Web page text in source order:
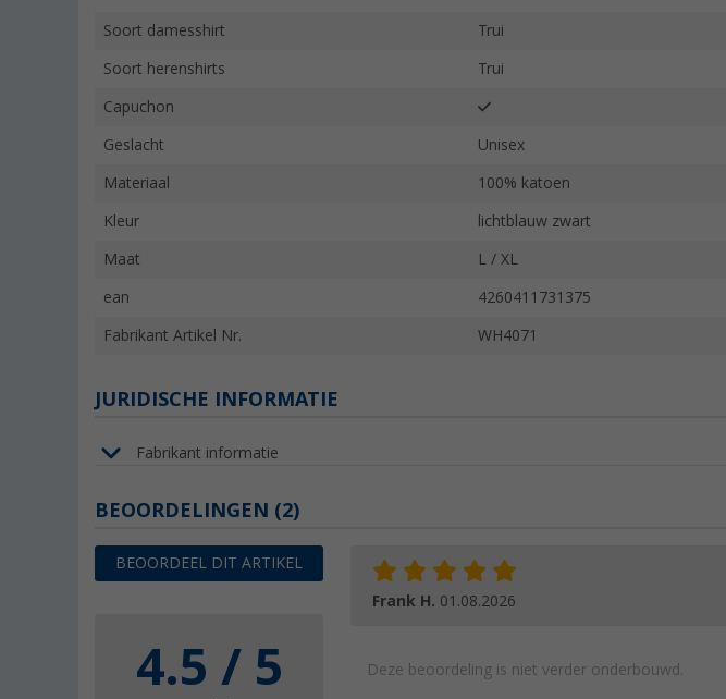
Soort damesshirt Trui
Soort herenshirts Trui
Capuchon
Geslacht Unisex
Materiaal 100% katoen
Kleur lichtblauw zwart
Maat L / XL
ean 4260411731375
Fabrikant Artikel Nr. WH4071
JURIDISCHE INFORMATIE
Fabrikant informatie
BEOORDELINGEN (2)
BEOORDEEL DIT ARTIKEL
4.5 / 5
Frank H. 01.08.2026
Deze beoordeling is niet verder onderbouwd.